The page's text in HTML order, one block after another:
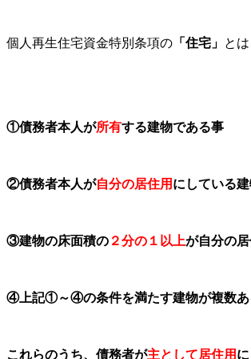
個人再生住宅資金特別条項の 「住宅」 とは
①債務者本人が所有する建物である事
②債務者本人が自分の居住用 にしている
③建物の床面積の ２分の１以上が自分の
④上記①～④の条件を満たす建物が複数あ
これらのうち、債務者が主として居住用